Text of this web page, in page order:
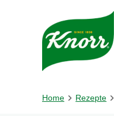
Gehe zu:
Home Rezepte